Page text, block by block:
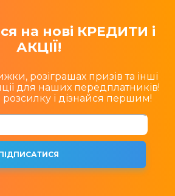
на нові КРЕДИТИ і
АКЦІЇ!
розіграшах призів та інші
для наших передплатників!
і дізнайся першим!